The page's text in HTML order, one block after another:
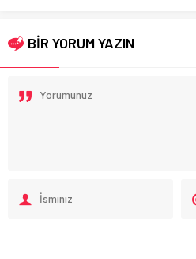
BİR YORUM YAZIN